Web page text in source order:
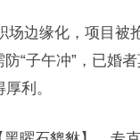
场边缘化，项目被
“子午冲”，已婚
利。